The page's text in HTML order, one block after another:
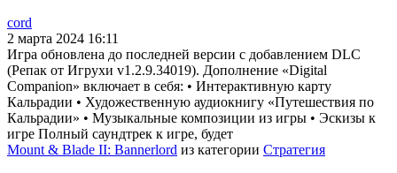
cord
2 марта 2024 16:11
Игра обновлена до последней версии с добавлением DLC
(Репак от Игрухи v1.2.9.34019). Дополнение «Digital
Companion» включает в себя: • Интерактивную карту
Кальрадии • Художественную аудиокнигу «Путешествия по
Кальрадии» • Музыкальные композиции из игры • Эскизы к
игре Полный саундтрек к игре, будет
Mount & Blade II: Bannerlord из категории Стратегия